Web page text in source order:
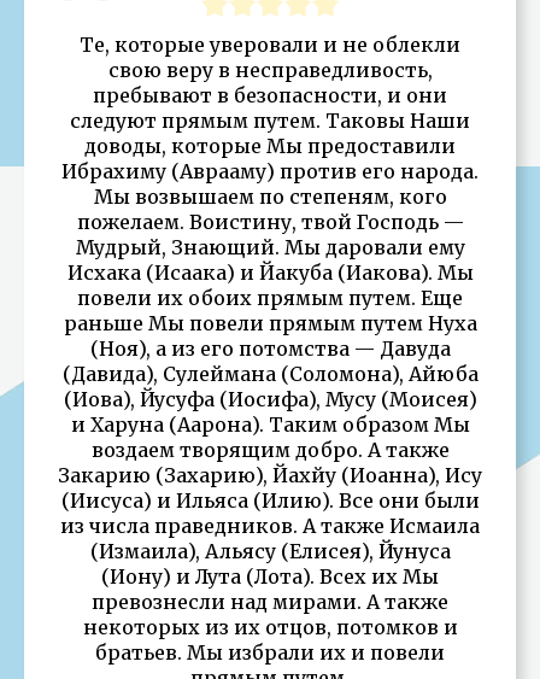
Те, которые уверовали и не облекли
свою веру в несправедливость,
пребывают в безопасности, и они
следуют прямым путем. Таковы Наши
доводы, которые Мы предоставили
Ибрахиму (Аврааму) против его народа.
Мы возвышаем по степеням, кого
пожелаем. Воистину, твой Господь —
Мудрый, Знающий. Мы даровали ему
Исхака (Исаака) и Йакуба (Иакова). Мы
повели их обоих прямым путем. Еще
раньше Мы повели прямым путем Нуха
(Ноя), а из его потомства — Давуда
(Давида), Сулеймана (Соломона), Айюба
(Иова), Йусуфа (Иосифа), Мусу (Моисея)
и Харуна (Аарона). Таким образом Мы
воздаем творящим добро. А также
Закарию (Захарию), Йахйу (Иоанна), Ису
(Иисуса) и Ильяса (Илию). Все они были
из числа праведников. А также Исмаила
(Измаила), Альяcу (Елисея), Йунуса
(Иону) и Лута (Лота). Всех их Мы
превознесли над мирами. А также
некоторых из их отцов, потомков и
братьев. Мы избрали их и повели